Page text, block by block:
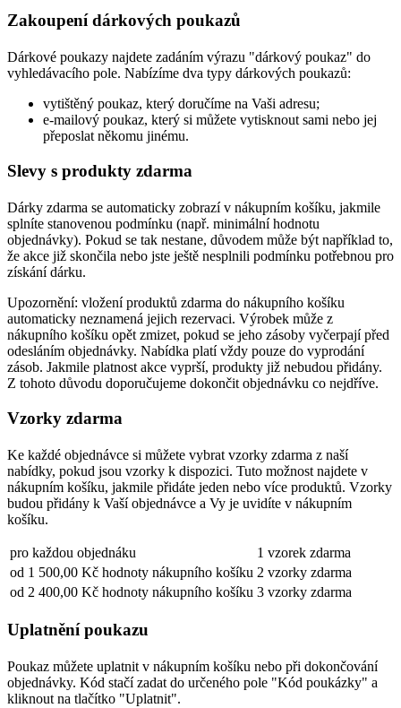
Zakoupení dárkových poukazů
Dárkové poukazy najdete zadáním výrazu "dárkový poukaz" do
vyhledávacího pole. Nabízíme dva typy dárkových poukazů:
vytištěný poukaz, který doručíme na Vaši adresu;
e-mailový poukaz, který si můžete vytisknout sami nebo jej
přeposlat někomu jinému.
Slevy s produkty zdarma
Dárky zdarma se automaticky zobrazí v nákupním košíku, jakmile
splníte stanovenou podmínku (např. minimální hodnotu
objednávky). Pokud se tak nestane, důvodem může být například to,
že akce již skončila nebo jste ještě nesplnili podmínku potřebnou pro
získání dárku.
Upozornění: vložení produktů zdarma do nákupního košíku
automaticky neznamená jejich rezervaci. Výrobek může z
nákupního košíku opět zmizet, pokud se jeho zásoby vyčerpají před
odesláním objednávky. Nabídka platí vždy pouze do vyprodání
zásob. Jakmile platnost akce vyprší, produkty již nebudou přidány.
Z tohoto důvodu doporučujeme dokončit objednávku co nejdříve.
Vzorky zdarma
Ke každé objednávce si můžete vybrat vzorky zdarma z naší
nabídky, pokud jsou vzorky k dispozici. Tuto možnost najdete v
nákupním košíku, jakmile přidáte jeden nebo více produktů. Vzorky
budou přidány k Vaší objednávce a Vy je uvidíte v nákupním
košíku.
pro každou objednáku
1 vzorek zdarma
od 1 500,00 Kč hodnoty nákupního košíku 2 vzorky zdarma
od 2 400,00 Kč hodnoty nákupního košíku 3 vzorky zdarma
Uplatnění poukazu
Poukaz můžete uplatnit v nákupním košíku nebo při dokončování
objednávky. Kód stačí zadat do určeného pole "Kód poukázky" a
kliknout na tlačítko "Uplatnit".